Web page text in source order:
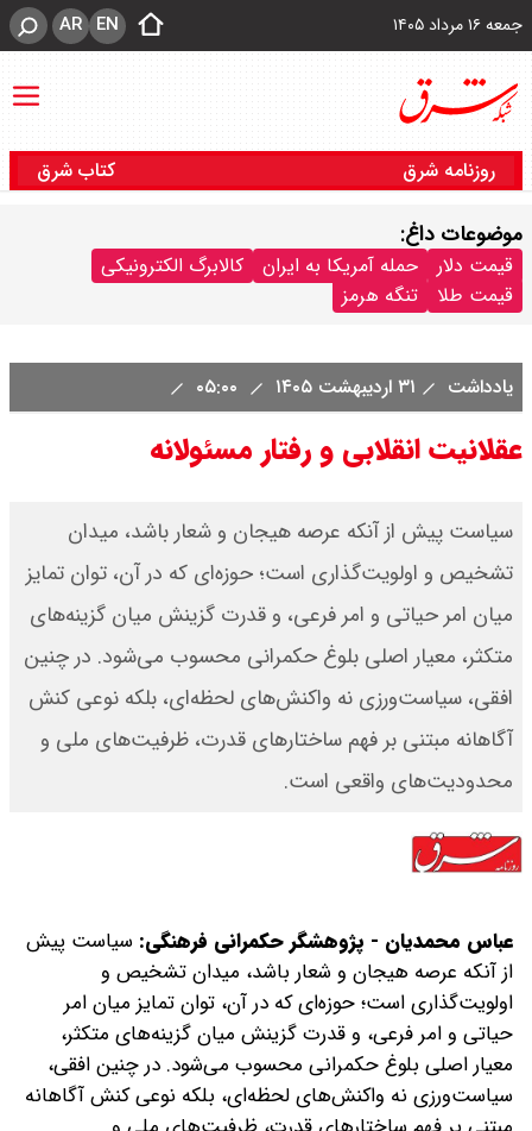
جمعه ۱۶ مرداد ۱۴۰۵ EN
AR
روزنامه شرق کتاب شرق
موضوعات داغ:
قیمت دلار حمله آمریکا به ایران
کالابرگ الکترونیکی
قیمت طلا
تنگه هرمز
یادداشت ۳۱ اردیبهشت ۱۴۰۵
عقلانیت انقلابی و رفتار مسئولانه
سیاست‌ پیش از آنکه عرصه هیجان و شعار باشد، میدان
تشخیص و اولویت‌گذاری است؛ حوزه‌ای که در آن، توان تمایز
میان امر حیاتی و امر فرعی، و قدرت گزینش میان گزینه‌های
متکثر، معیار اصلی بلوغ حکمرانی محسوب می‌شود. در چنین
افقی، سیاست‌ورزی نه واکنش‌های لحظه‌ای، بلکه نوعی کنش
آگاهانه مبتنی بر فهم ساختارهای قدرت، ظرفیت‌های ملی و
محدودیت‌های واقعی است.
عباس محمدیان - پژوهشگر حکمرانی فرهنگی: سیاست‌ پیش
از آنکه عرصه هیجان و شعار باشد، میدان تشخیص و
اولویت‌گذاری است؛ حوزه‌ای که در آن، توان تمایز میان امر
حیاتی و امر فرعی، و قدرت گزینش میان گزینه‌های متکثر،
معیار اصلی بلوغ حکمرانی محسوب می‌شود. در چنین افقی،
سیاست‌ورزی نه واکنش‌های لحظه‌ای، بلکه نوعی کنش آگاهانه